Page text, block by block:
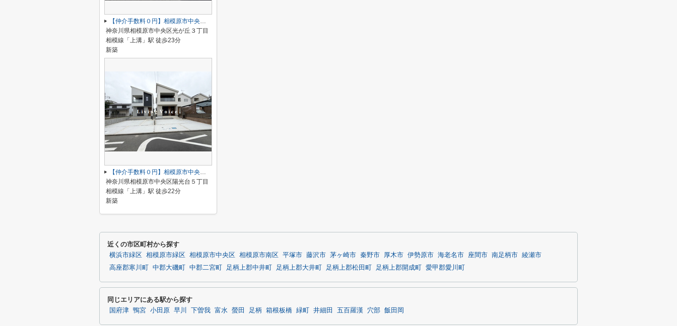
【仲介手数料０円】相模原市中央区光が丘4期 新築一戸建て 全2棟
神奈川県相模原市中央区光が丘３丁目
相模線「上溝」駅 徒歩23分
新築
【仲介手数料０円】相模原市中央区陽光台5丁目 新築一戸建て
神奈川県相模原市中央区陽光台５丁目
相模線「上溝」駅 徒歩22分
新築
近くの市区町村から探す
横浜市緑区 相模原市緑区 相模原市中央区 相模原市南区 平塚市 藤沢市 茅ヶ崎市 秦野市 厚木市 伊勢原市 海老名市 座間市 南足柄市 綾瀬市
高座郡寒川町
中郡大磯町 中郡二宮町 足柄上郡中井町 足柄上郡大井町 足柄上郡松田町 足柄上郡開成町 愛甲郡愛川町
同じエリアにある駅から探す
国府津 鴨宮 小田原 早川 下曽我 富水 螢田 足柄 箱根板橋 緑町 井細田 五百羅漢 穴部 飯田岡